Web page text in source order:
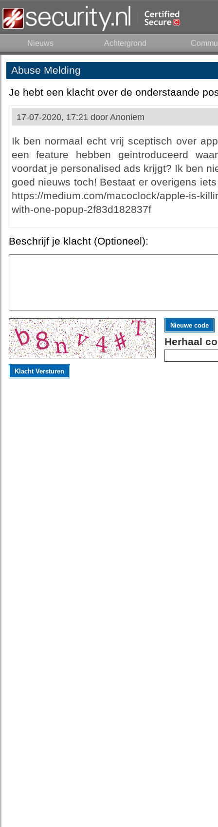
Nieuws Achtergrond
Abuse Melding
Je hebt een klacht over de onderstaande
17-07-2020, 17:21 door Anoniem
Ik ben normaal echt vrij sceptisch over
een feature hebben geintroduceerd
voordat je personalised ads krijgt? Ik ben
goed nieuws toch! Bestaat er overigens
https://medium.com/macoclock/apple-is-
with-one-popup-2f83d182837f
Beschrijf je klacht (Optioneel):
Nieuwe code
Herhaal
Klacht Versturen